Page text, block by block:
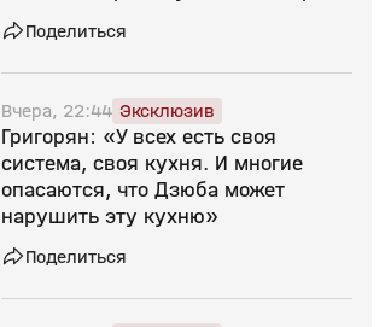
Поделиться
Вчера, 22:44 Эксклюзив
Григорян: «У всех есть своя
система, своя кухня. И многие
опасаются, что Дзюба может
нарушить эту кухню»
Поделиться